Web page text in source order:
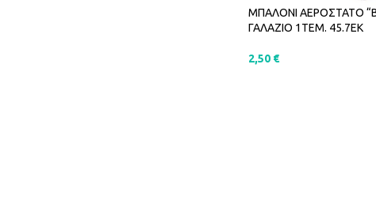
ΜΠΑΛΟΝΙ ΑΕΡΟΣΤΑΤΟ
ΓΑΛΑΖΙΟ 1ΤΕΜ. 45.7ΕΚ
2,50 €